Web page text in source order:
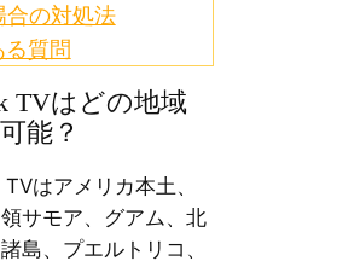
合の対処法
る質問
TVはどの地域
能？
はアメリカ本土、
サモア、グアム、北
島、プエルトリコ、